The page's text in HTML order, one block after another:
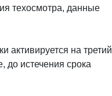
техосмотра, данные
активируется на третий
до истечения срока